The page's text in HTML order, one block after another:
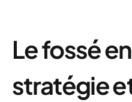
Le fossé
stratégie